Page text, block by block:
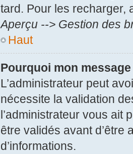
tard. Pour les recharger,
Aperçu --> Gestion des
Haut
Pourquoi mon
L’administrateur peut
nécessite la validation
l’administrateur vous ait
être validés avant d’être
d’informations.